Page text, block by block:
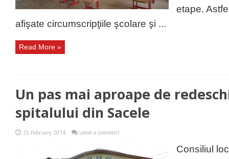
etape.
afişate circumscripţiile şcolare şi ...
Read More »
Un pas mai aproape de
spitalului din Sacele
25 February 2014 Leave a comment
Consiliul